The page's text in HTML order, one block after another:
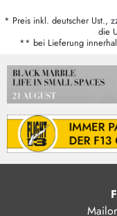
* Preis inkl. deutscher Ust.,
die
** bei Lieferung